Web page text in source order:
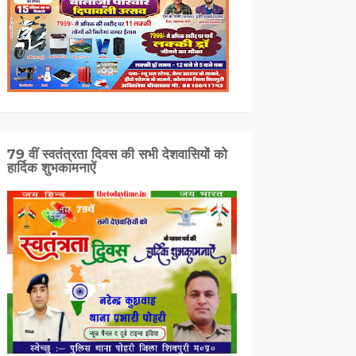
79 वीं स्वतंत्रता दिवस की सभी देशवासियों को
हार्दिक शुभकामनाऐं